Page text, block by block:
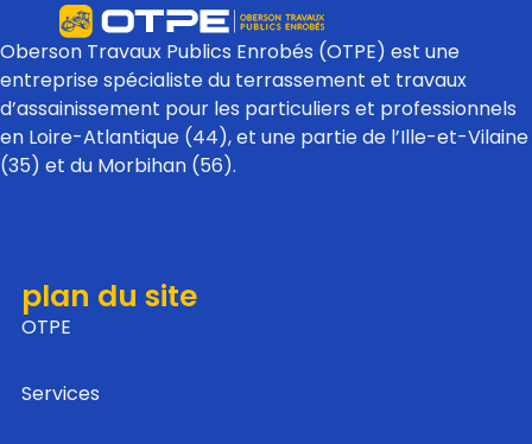
Oberson Travaux Publics Enrobés (OTPE) est une
entreprise spécialiste du terrassement et travaux
d’assainissement pour les particuliers et professionnels
en Loire-Atlantique (44), et une partie de l’Ille-et-Vilaine
(35) et du Morbihan (56).
plan du site
OTPE
Services